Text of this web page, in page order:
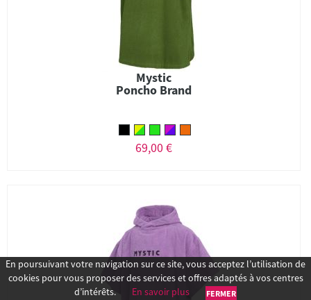
Mystic
Poncho Brand
69,00 €
En poursuivant votre navigation sur ce site, vous acceptez l’utilisation de
cookies pour vous proposer des services et offres adaptés à vos centres
d’intérêts.
En savoir plus FERMER